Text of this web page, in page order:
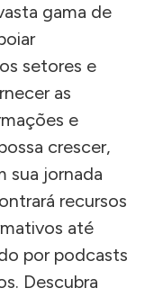
gama de
setores e
as
e
crescer,
sua jornada
recursos
até
por podcasts
Descubra